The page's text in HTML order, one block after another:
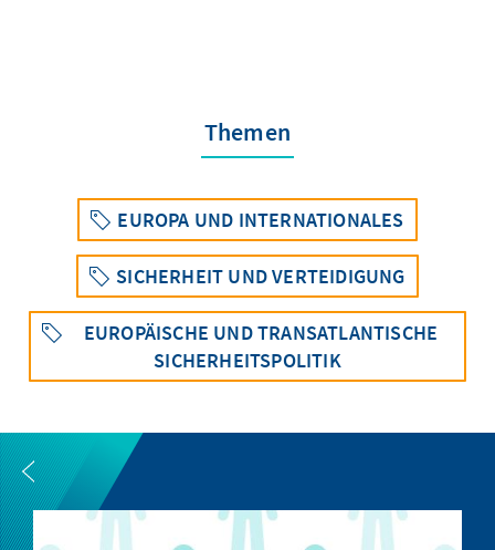
Themen
EUROPA UND INTERNATIONALES
SICHERHEIT UND VERTEIDIGUNG
EUROPÄISCHE UND TRANSATLANTISCHE
SICHERHEITSPOLITIK